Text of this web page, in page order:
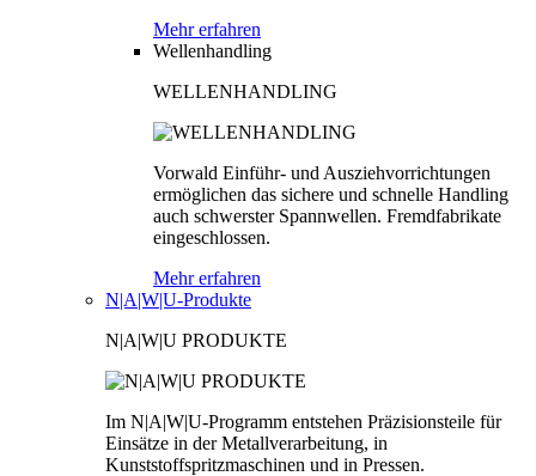
Mehr erfahren
Wellenhandling
WELLENHANDLING
Vorwald Einführ- und Ausziehvorrichtungen
ermöglichen das sichere und schnelle Handling
auch schwerster Spannwellen. Fremdfabrikate
eingeschlossen.
Mehr erfahren
N|A|W|U-Produkte
N|A|W|U PRODUKTE
Im N|A|W|U-Programm entstehen Präzisionsteile für
Einsätze in der Metallverarbeitung, in
Kunststoffspritzmaschinen und in Pressen.